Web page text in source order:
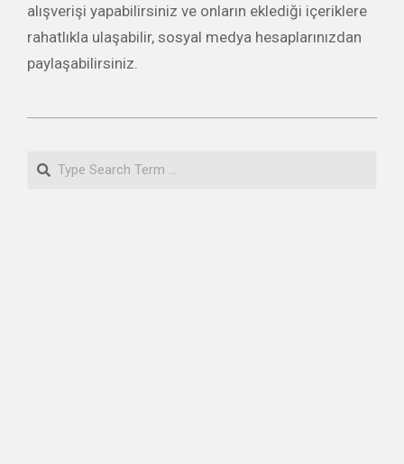
alışverişi yapabilirsiniz ve onların eklediği içeriklere
rahatlıkla ulaşabilir, sosyal medya hesaplarınızdan
paylaşabilirsiniz.
18
Search